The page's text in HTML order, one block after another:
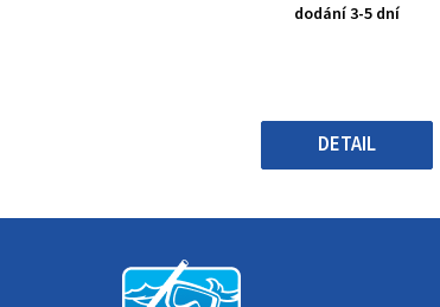
produktu
hvězdiček.
dodání 3-5 dní
DETAIL